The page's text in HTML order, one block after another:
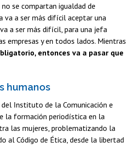
se compartan igualdad de
va a ser más difícil aceptar una
a ser más difícil, para una jefa
empresas y en todos lados. Mientras
entonces va a pasar que
humanos
Instituto de la Comunicación e
la formación periodística en la
las mujeres, problematizando la
al Código de Ética, desde la libertad